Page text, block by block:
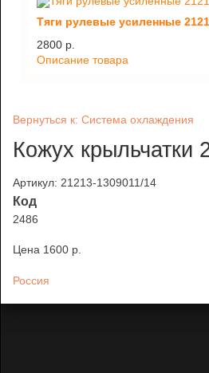
Тяги рулевые усиленные
2800 p.
Описание товара
Вернуться к: Система охлаждения
Кожух крыльчатки
Артикул: 21213-1309011/14
Код
2486
Цена 1600 p.
Россия